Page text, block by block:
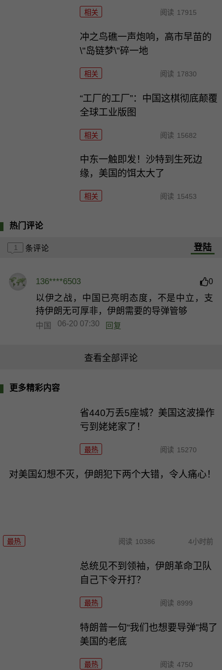
相关 阅读 17915
冲之鸟礁一声炮响，高市早苗的
\"岛链梦\"碎一地
相关 阅读 17830
“工厂的工厂”：中国这棋彻底颠覆
全球工业版图
相关 阅读 15682
中东一触即发！沙特到生死边
缘，美国的饵太大了
相关 阅读 15453
热门评论
1 条评论 登陆
136****6503 0
以伊之战，中国已亮明态度，不是中立，支
持伊朗无可厚非，伊朗需要的导弹管够
中国 06-20 07:30 回复
查看全部评论
更多精彩内容
省440万丢5座城？美国这波操作
亏到姥姥家了！
最热 阅读 15270
对美国幻想不灭，伊朗犯下两个大错，令人痛心！
最热 阅读 10386 4小时前
总统见不到领袖，伊朗革命卫队
自己下令开打？
最热 阅读 8999
特朗普一句“我们也想要导弹”揭了
美国的老底
最热 阅读 4750